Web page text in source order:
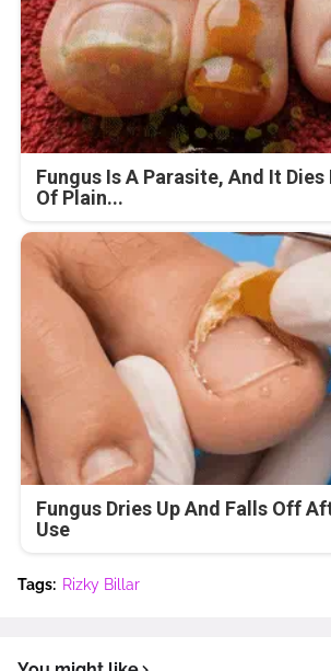
Fungus Is A Parasite, And It Dies
Of Plain...
Fungus Dries Up And Falls Off
Use
Tags: Rizky Billar